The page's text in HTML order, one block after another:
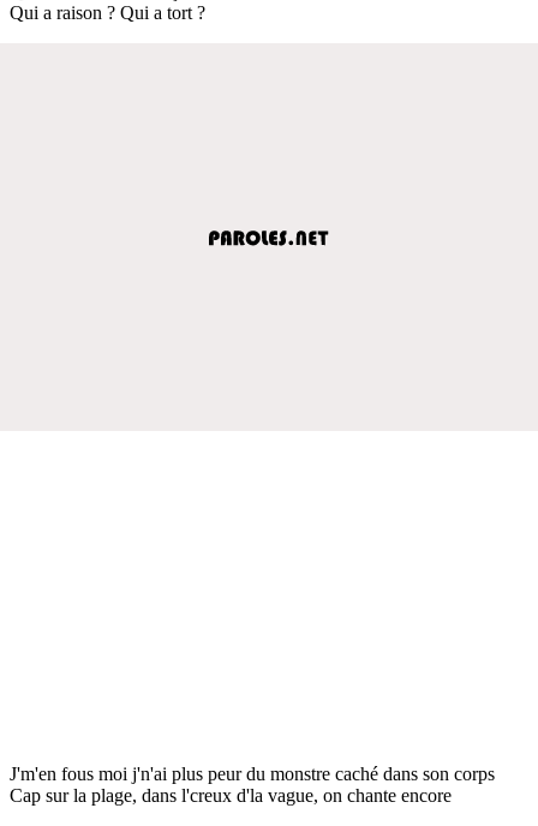
Qui a raison ? Qui a tort ?
J'm'en fous moi j'n'ai plus peur du monstre caché dans son corps
Cap sur la plage, dans l'creux d'la vague, on chante encore